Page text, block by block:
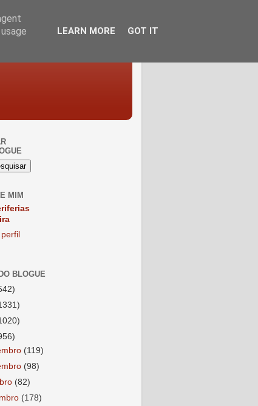
MIM
BLOGUE
(119)
(98)
(82)
(178)
LEARN MORE GOT IT